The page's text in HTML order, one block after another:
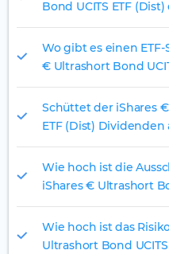
Bond UCITS ETF
Wo gibt es einen
€ Ultrashort Bond
Schüttet der iShares
ETF (Dist) Dividenden
Wie hoch ist die
iShares € Ultrashort
Wie hoch ist das
Ultrashort Bond UCITS